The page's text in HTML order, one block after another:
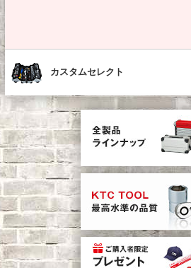
カスタムセレクト